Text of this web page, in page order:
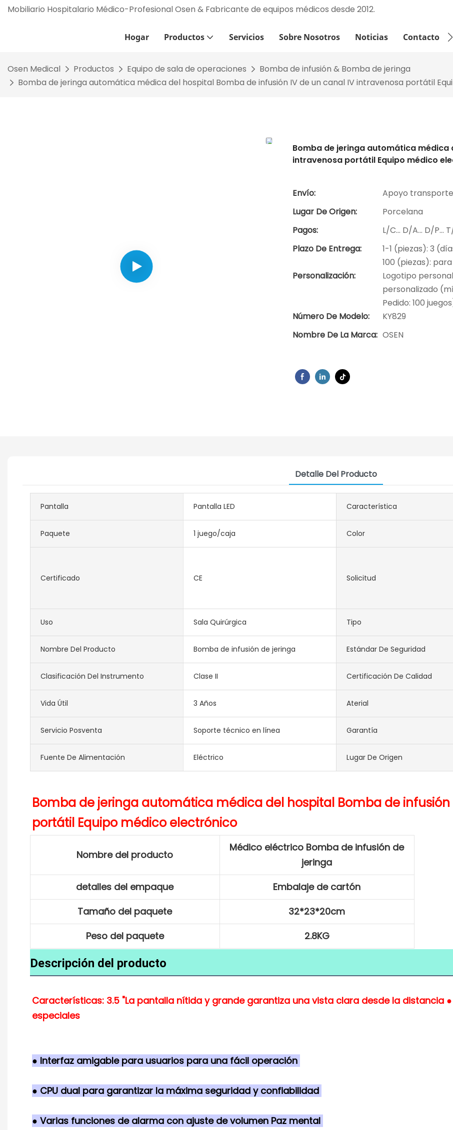
Mobiliario Hospitalario Médico-Profesional Osen & Fabricante de equipos médicos desde 2012.
Hogar Productos Servicios Sobre Nosotros Noticias Contacto
Osen Medical Productos Equipo de sala de operaciones
Bomba de infusión & Bomba de jeringa
Bomba de jeringa automática médica del hospital Bomba de infusión IV de un canal IV intravenosa portátil
Bomba de jeringa automática médica
intravenosa portátil Equipo médico
Envío:
Apoyo
Lugar De Origen:
Porcelana
Pagos:
L/C... D/A... D/P...
Plazo De Entrega:
1-1 (piezas): 3
100 (piezas):
Personalización:
Logotipo
personalizado
Pedido: 100
Número De Modelo:
KY829
Nombre De La Marca: OSEN
Detalle Del Producto
Pantalla Pantalla LED Característica
Paquete 1 juego/caja Color
Certificado CE Solicitud
Uso Sala Quirúrgica Tipo
Nombre Del Producto Bomba de infusión de jeringa Estándar De Seguridad
Clasificación Del Instrumento Clase II Certificación De Calidad
Vida Útil 3 Años Aterial
Servicio Posventa Soporte técnico en línea Garantía
Fuente De Alimentación Eléctrico Lugar De Origen
Bomba de jeringa automática médica del hospital Bomba de
Nombre del producto
Médico eléctrico Bomba de infusión de
jeringa
detalles del empaque
Embalaje de cartón
Tamaño del paquete
32*23*20cm
Peso del paquete
2.8KG
Descripción del producto
Características: 3.5 "La pantalla nítida y grande garantiza una vista clara desde la distancia